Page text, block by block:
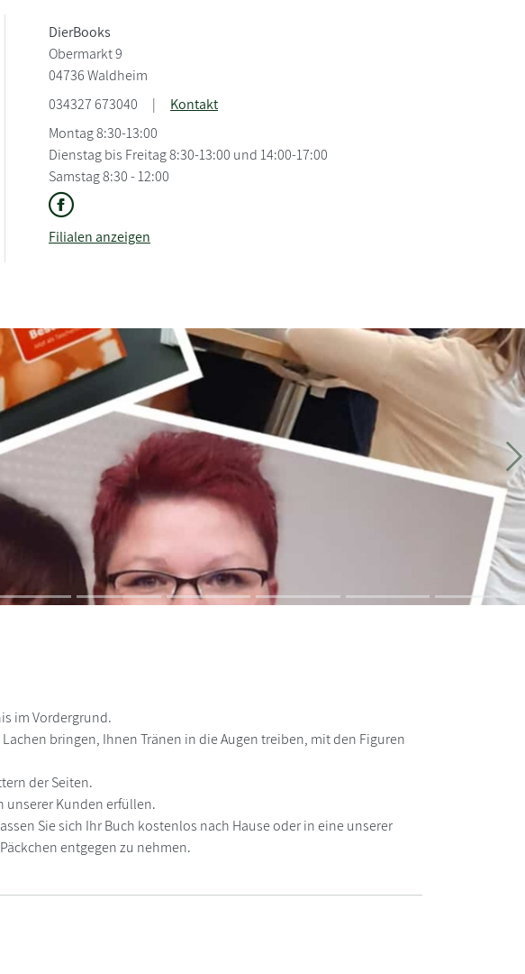
DierBooks
Obermarkt 9
04736 Waldheim
034327 673040
|
Kontakt
Montag 8:30-13:00
Dienstag bis Freitag 8:30-13:00 und 14:00-17:00
Samstag 8:30 - 12:00
Filialen anzeigen
im Vordergrund.
bringen, Ihnen Tränen in die Augen treiben, mit den Figuren
der Seiten.
unserer Kunden erfüllen.
Sie sich Ihr Buch kostenlos nach Hause oder in eine unserer
entgegen zu nehmen.